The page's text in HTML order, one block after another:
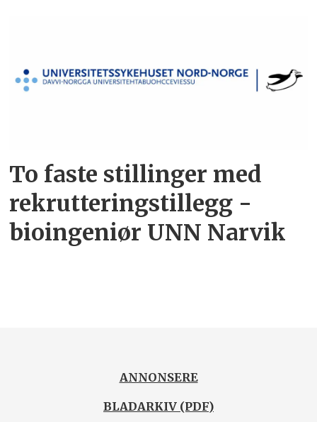
To faste stillinger med
rekrutteringstillegg -
bioingeniør UNN Narvik
ANNONSERE
BLADARKIV (PDF)